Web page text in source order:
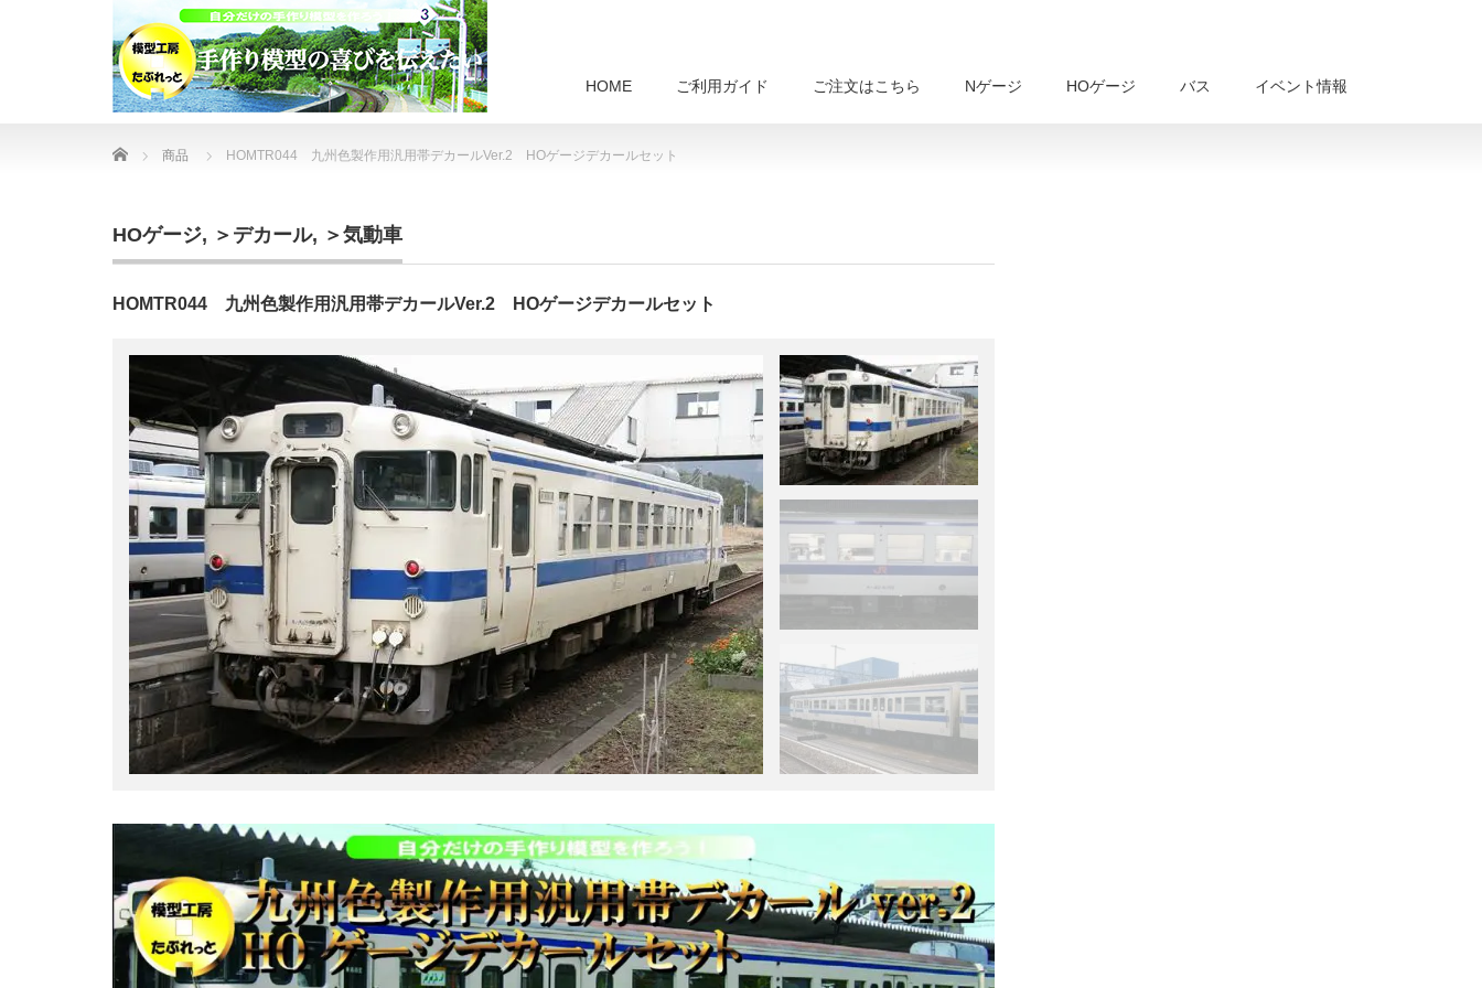
HOME ご利用ガイド ご注文はこちら Nゲージ HOゲージ バス イベント情報
Home 商品 HOMTR044 九州色製作用汎用帯デカールVer.2 HOゲージデカールセット
HOゲージ, ＞デカール, ＞気動車
HOMTR044 九州色製作用汎用帯デカールVer.2 HOゲージデカールセット